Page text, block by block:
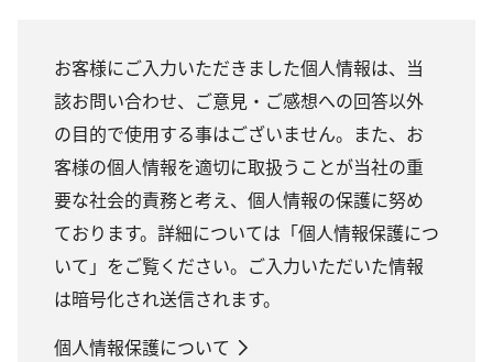
お客様にご入力いただきました個人情報は、当
該お問い合わせ、ご意見・ご感想への回答以外
の目的で使用する事はございません。また、お
客様の個人情報を適切に取扱うことが当社の重
要な社会的責務と考え、個人情報の保護に努め
ております。詳細については「個人情報保護につ
いて」をご覧ください。ご入力いただいた情報
は暗号化され送信されます。
個人情報保護について